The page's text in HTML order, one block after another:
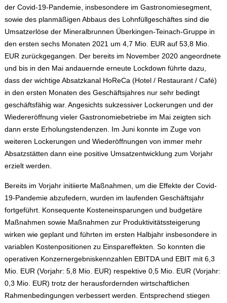
der Covid-19-Pandemie, insbesondere im Gastronomiesegment,
sowie des planmäßigen Abbaus des Lohnfüllgeschäftes sind die
Umsatzerlöse der Mineralbrunnen Überkingen-Teinach-Gruppe in
den ersten sechs Monaten 2021 um 4,7 Mio. EUR auf 53,8 Mio.
EUR zurückgegangen. Der bereits im November 2020 angeordnete
und bis in den Mai andauernde erneute Lockdown führte dazu,
dass der wichtige Absatzkanal HoReCa (Hotel / Restaurant / Café)
in den ersten Monaten des Geschäftsjahres nur sehr bedingt
geschäftsfähig war. Angesichts sukzessiver Lockerungen und der
Wiedereröffnung vieler Gastronomiebetriebe im Mai zeigten sich
dann erste Erholungstendenzen. Im Juni konnte im Zuge von
weiteren Lockerungen und Wiederöffnungen von immer mehr
Absatzstätten dann eine positive Umsatzentwicklung zum Vorjahr
erzielt werden.
Bereits im Vorjahr initiierte Maßnahmen, um die Effekte der Covid-
19-Pandemie abzufedern, wurden im laufenden Geschäftsjahr
fortgeführt. Konsequente Kosteneinsparungen und budgetäre
Maßnahmen sowie Maßnahmen zur Produktivitätssteigerung
wirken wie geplant und führten im ersten Halbjahr insbesondere in
variablen Kostenpositionen zu Einspareffekten. So konnten die
operativen Konzernergebniskennzahlen EBITDA und EBIT mit 6,3
Mio. EUR (Vorjahr: 5,8 Mio. EUR) respektive 0,5 Mio. EUR (Vorjahr:
0,3 Mio. EUR) trotz der herausfordernden wirtschaftlichen
Rahmenbedingungen verbessert werden. Entsprechend stiegen